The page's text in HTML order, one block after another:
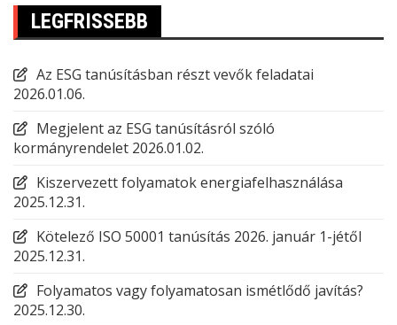
LEGFRISSEBB
Az ESG tanúsításban részt vevők feladatai
2026.01.06.
Megjelent az ESG tanúsításról szóló
kormányrendelet 2026.01.02.
Kiszervezett folyamatok energiafelhasználása
2025.12.31.
Kötelező ISO 50001 tanúsítás 2026. január 1-jétől
2025.12.31.
Folyamatos vagy folyamatosan ismétlődő javítás?
2025.12.30.